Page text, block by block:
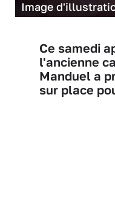
Image
Ce samedi
l'ancienne
Manduel a
sur place